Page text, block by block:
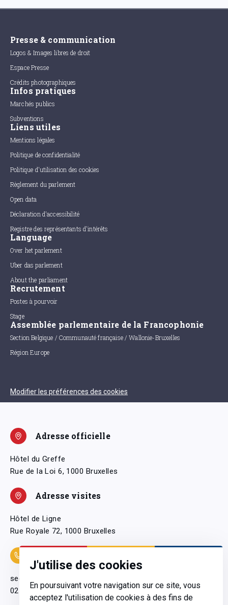
J'utilise des cookies
En poursuivant votre navigation sur ce site, vous
acceptez l'utilisation de cookies à des fins de
Presse & communication
Logos & Images libres de droit
Espace Presse
Crédits photographiques
Infos pratiques
Marchés publics
Subventions
Liens utiles
Mentions légales
Politique de confidentialité
Politique d'utilisation des cookies
Règlement du parlement
Open data
Déclaration d'accessibilité
Registre des représentants d'intérêts
Language
Over het parlement
Uber das parlement
About the parliament
Recrutement
Postes à pourvoir
Stage
Assemblée parlementaire de la Francophonie
Section Belgique / Communauté française / Wallonie-Bruxelles
Région Europe
Modifier les préférences des cookies
Adresse officielle
Hôtel du Greffe
Rue de la Loi 6, 1000 Bruxelles
Adresse visites
Hôtel de Ligne
Rue Royale 72, 1000 Bruxelles
secretariatgeneral@pfwb.be
02 506 38 11